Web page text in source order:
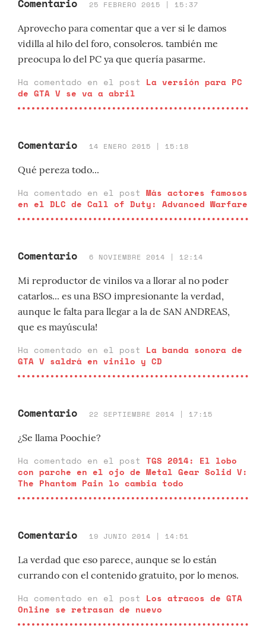
Comentario 25 FEBRERO 2015 | 15:37
Aprovecho para comentar que a ver si le damos
vidilla al hilo del foro, consoleros. también me
preocupa lo del PC ya que quería pasarme.
Ha comentado en el post La versión para PC
de GTA V se va a abril
Comentario 14 ENERO 2015 | 15:18
Qué pereza todo...
Ha comentado en el post Más actores famosos
en el DLC de Call of Duty: Advanced Warfare
Comentario 6 NOVIEMBRE 2014 | 12:14
Mi reproductor de vinilos va a llorar al no poder
catarlos... es una BSO impresionante la verdad,
aunque le falta para llegar a la de SAN ANDREAS,
que es mayúscula!
Ha comentado en el post La banda sonora de
GTA V saldrá en vinilo y CD
Comentario 22 SEPTIEMBRE 2014 | 17:15
¿Se llama Poochie?
Ha comentado en el post TGS 2014: El lobo
con parche en el ojo de Metal Gear Solid V:
The Phantom Pain lo cambia todo
Comentario 19 JUNIO 2014 | 14:51
La verdad que eso parece, aunque se lo están
currando con el contenido gratuito, por lo menos.
Ha comentado en el post Los atracos de GTA
Online se retrasan de nuevo